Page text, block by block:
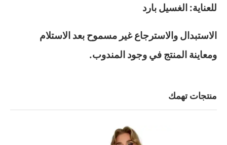
للعناية: الغسيل بارد
الاستبدال والاسترجاع غير مسموح بعد الاستلام
ومعاينة المنتج في وجود المندوب.
منتجات تهمك